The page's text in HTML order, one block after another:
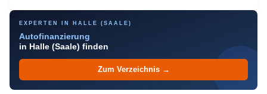
EXPERTEN IN HALLE (SAALE)
Autofinanzierung
in Halle (Saale) finden
Zum Verzeichnis →